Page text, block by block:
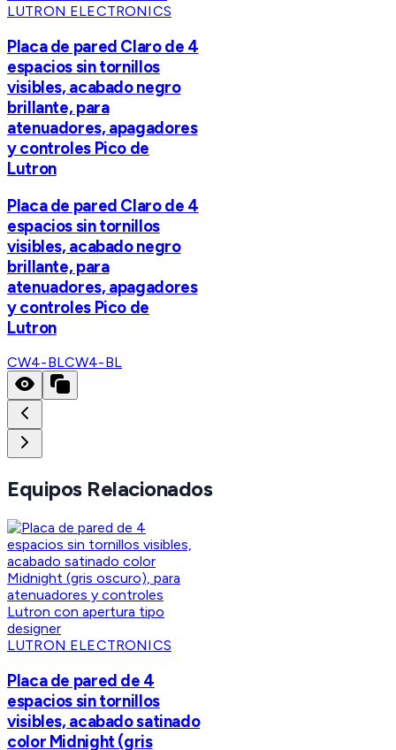
LUTRON ELECTRONICS
Placa de pared Claro de 4
espacios sin tornillos
visibles, acabado negro
brillante, para
atenuadores, apagadores
y controles Pico de
Lutron
Placa de pared Claro de 4
espacios sin tornillos
visibles, acabado negro
brillante, para
atenuadores, apagadores
y controles Pico de
Lutron
CW4-BLCW4-BL
Equipos Relacionados
LUTRON ELECTRONICS
Placa de pared de 4
espacios sin tornillos
visibles, acabado satinado
color Midnight (gris